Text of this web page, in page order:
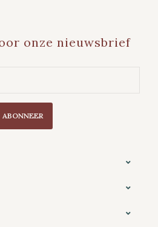
onze nieuwsbrief
ABONNEER